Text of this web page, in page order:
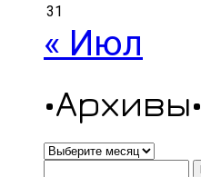
31
« Июл
•Архивы•
•Архивы•